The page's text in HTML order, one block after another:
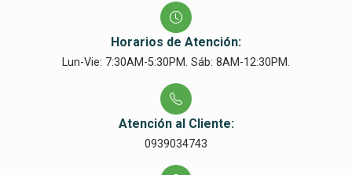
Horarios de Atención:
Lun-Vie: 7:30AM-5:30PM. Sáb: 8AM-12:30PM.
Atención al Cliente:
0939034743